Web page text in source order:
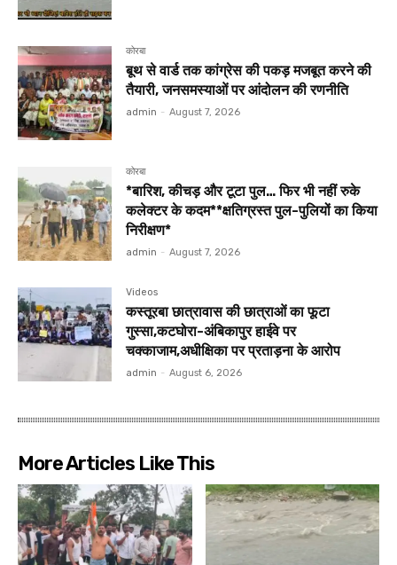
कोरबा
बूथ से वार्ड तक कांग्रेस की पकड़ मजबूत करने की
तैयारी, जनसमस्याओं पर आंदोलन की रणनीति
admin - August 7, 2026
कोरबा
*बारिश, कीचड़ और टूटा पुल… फिर भी नहीं रुके
कलेक्टर के कदम**क्षतिग्रस्त पुल-पुलियों का किया
निरीक्षण*
admin - August 7, 2026
Videos
कस्तूरबा छात्रावास की छात्राओं का फूटा
गुस्सा,कटघोरा-अंबिकापुर हाईवे पर
चक्काजाम,अधीक्षिका पर प्रताड़ना के आरोप
admin - August 6, 2026
More Articles Like This